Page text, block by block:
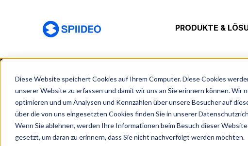
Diese Website speichert Cookies auf Ihrem Computer. Diese Cookies
unserer Website zu erfassen und damit wir uns an Sie erinnern können.
optimieren und um Analysen und Kennzahlen über unsere Besucher auf
über die von uns eingesetzten Cookies finden Sie in unserer
Wenn Sie ablehnen, werden Ihre Informationen beim Besuch dieser
gesetzt, um daran zu erinnern, dass Sie nicht nachverfolgt werden möchten.
PRODUKTE &
KONTAKT AUFNEHMEN